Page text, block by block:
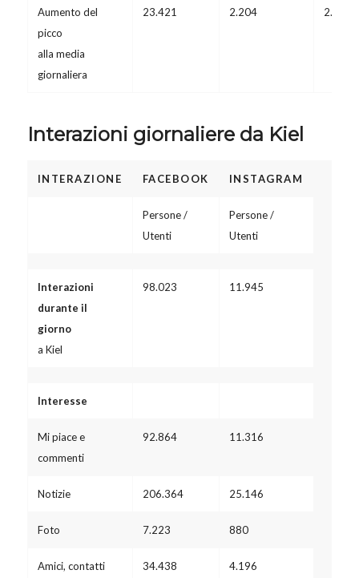
Aumento del
picco
alla media
giornaliera
23.421 2.204 2.404
Interazioni giornaliere da Kiel
INTERAZIONE FACEBOOK INSTAGRAM
Persone /
Utenti
Persone /
Utenti
Interazioni
durante il
giorno
a Kiel
98.023 11.945
Interesse
Mi piace e
commenti
92.864 11.316
Notizie 206.364 25.146
Foto 7.223 880
Amici, contatti 34.438 4.196